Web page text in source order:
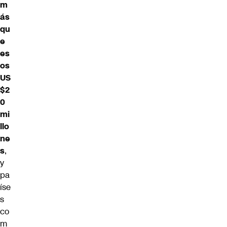
m
ás
qu
e
es
os
US
$2
0
mi
llo
ne
s,
y
pa
íse
s
co
m